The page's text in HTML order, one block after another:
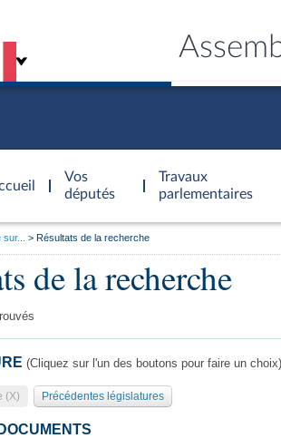
Vos
députés
Travaux
parlementaires
de l'Assemblée
Résultats de la recherche
de la recherche
(Cliquez sur l'un des boutons pour faire un choix)
(X) Précédentes législatures